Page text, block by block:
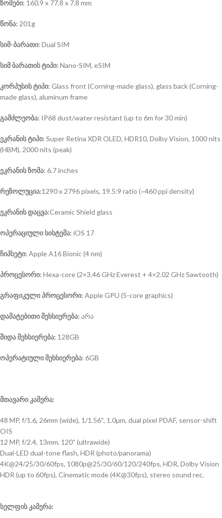
ზომები: 160.9 x 77.8 x 7.8 mm
წონა: 201g
სიმ-ბარათი: Dual SIM
სიმ ბარათის ტიპი: Nano-SIM, eSIM
კორპუსის ტიპი: Glass front (Corning-made glass), glass back (Corning-
made glass), aluminum frame
გამძლეობა: IP68 dust/water resistant (up to 6m for 30 min)
ეკრანის ტიპი: Super Retina XDR OLED, HDR10, Dolby Vision, 1000 nits
(HBM), 2000 nits (peak)
ეკრანის ზომა: 6.7 inches
რეზოლუცია:1290 x 2796 pixels, 19.5:9 ratio (~460 ppi density)
ეკრანის დაცვა:Ceramic Shield glass
ოპერაციული სისტემა: iOS 17
ჩიპსეტი: Apple A16 Bionic (4 nm)
პროცესორი: Hexa-core (2×3.46 GHz Everest + 4×2.02 GHz Sawtooth)
გრაფიკული პროცესორი: Apple GPU (5-core graphics)
დამატებითი მეხსიერება: არა
შიდა მეხსიერება: 128GB
ოპერატიული მეხსიერება: 6GB
მთავარი კამერა:
48 MP, f/1.6, 26mm (wide), 1/1.56″, 1.0µm, dual pixel PDAF, sensor-shift
OIS
12 MP, f/2.4, 13mm, 120˚ (ultrawide)
Dual-LED dual-tone flash, HDR (photo/panorama)
4K@24/25/30/60fps, 1080p@25/30/60/120/240fps, HDR, Dolby Vision
HDR (up to 60fps), Cinematic mode (4K@30fps), stereo sound rec.
სელფის კამერა: